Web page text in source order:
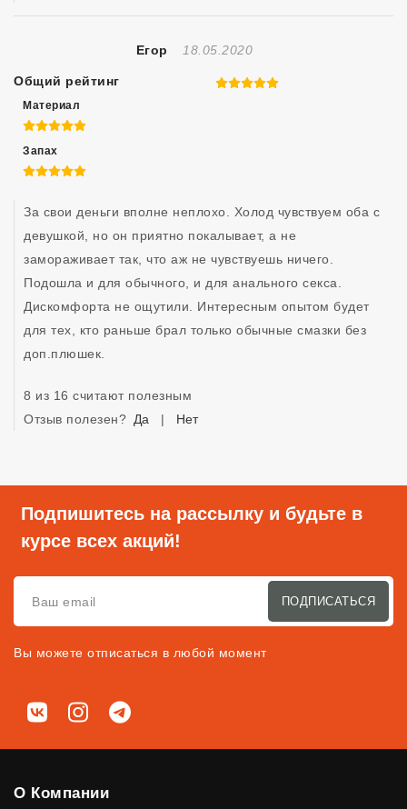
Егор Отзыв Создан
18.05.2020
Общий рейтинг 5 из 5
Материал
5 из 5
Запах
5 из 5
За свои деньги вполне неплохо. Холод чувствуем оба с
девушкой, но он приятно покалывает, а не
замораживает так, что аж не чувствуешь ничего.
Подошла и для обычного, и для анального секса.
Дискомфорта не ощутили. Интересным опытом будет
для тех, кто раньше брал только обычные смазки без
доп.плюшек.
8 из 16 считают полезным
Отзыв полезен? Да | Нет
Подпишитесь на рассылку и будьте в
курсе всех акций!
ПОДПИСАТЬСЯ
Вы можете отписаться в любой момент
Мы в соц. сетях
ВКонтактеInstagramTelegram
О Компании